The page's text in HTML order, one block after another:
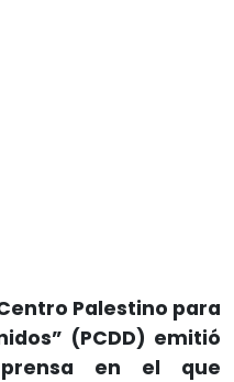
Palestino para
(PCDD) emitió
en el que